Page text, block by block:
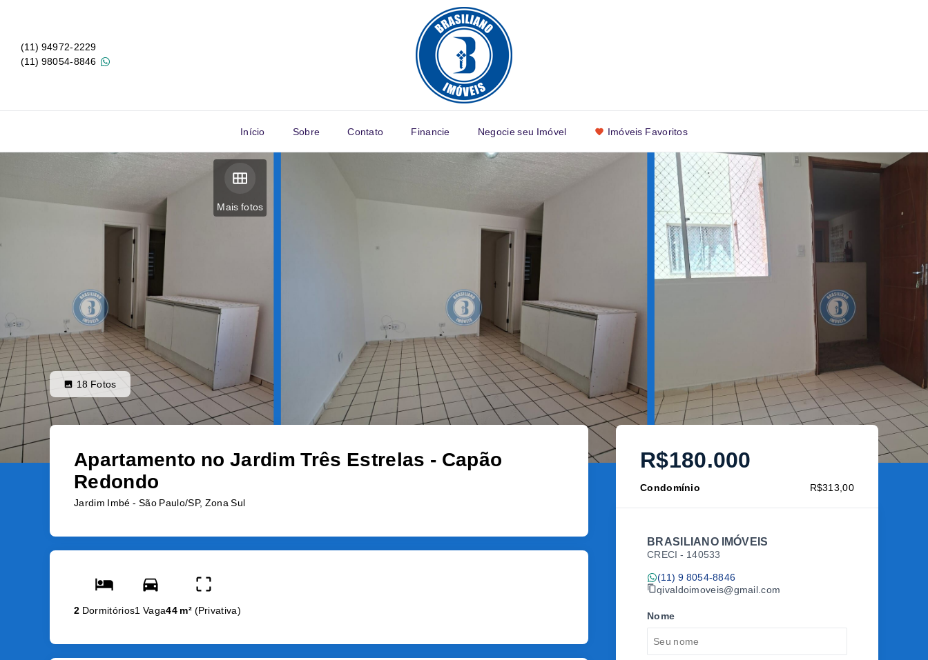
(11) 94972-2229
(11) 98054-8846
Início Sobre Contato Financie Negocie seu Imóvel Imóveis Favoritos
Mais fotos
18 Fotos
Apartamento no Jardim Três Estrelas - Capão
Redondo
Jardim Imbé - São Paulo/SP, Zona Sul
2 Dormitórios1 Vaga44 m² (Privativa)
R$180.000
Condomínio R$313,00
BRASILIANO IMÓVEIS
CRECI - 140533
(11) 9 8054-8846
givaldoimoveis@gmail.com
Nome